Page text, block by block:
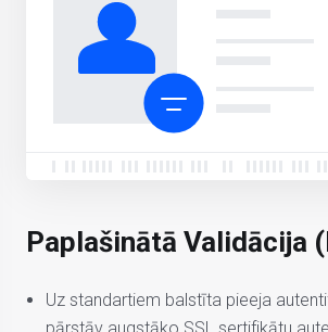
Paplašinātā Validācija
Uz standartiem balstīta pieeja